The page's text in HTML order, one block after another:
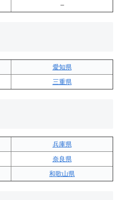
–
愛知県
三重県
兵庫県
奈良県
和歌山県